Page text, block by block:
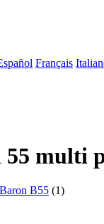
Français
55 multi
B55 (1)